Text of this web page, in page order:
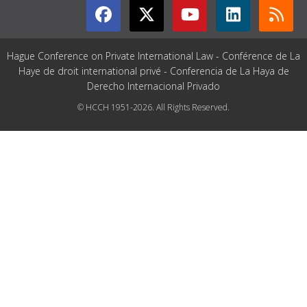
Hague Conference on Private International Law - Conférence de La
Haye de droit international privé - Conferencia de La Haya de
Derecho Internacional Privado
© HCCH 1951-2026. All Rights Reserved.